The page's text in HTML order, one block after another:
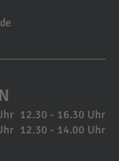
12.30 - 16.30 Uhr
12.30 - 14.00 Uhr